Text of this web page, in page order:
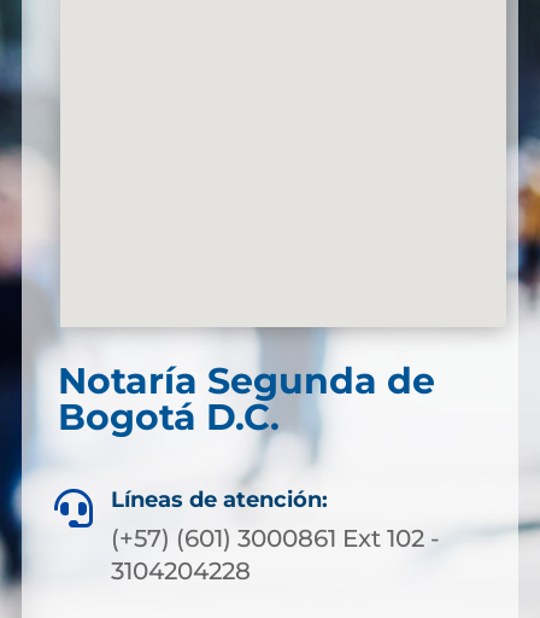
Notaría Segunda de
Bogotá D.C.
 Líneas de atención:
(+57) (601) 3000861 Ext 102 -
3104204228